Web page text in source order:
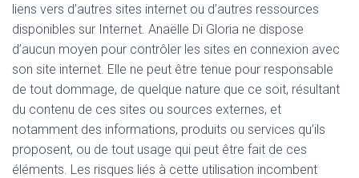
liens vers d’autres sites internet ou d’autres ressources
disponibles sur Internet. Anaëlle Di Gloria ne dispose
d’aucun moyen pour contrôler les sites en connexion avec
son site internet. Elle ne peut être tenue pour responsable
de tout dommage, de quelque nature que ce soit, résultant
du contenu de ces sites ou sources externes, et
notamment des informations, produits ou services qu’ils
proposent, ou de tout usage qui peut être fait de ces
éléments. Les risques liés à cette utilisation incombent